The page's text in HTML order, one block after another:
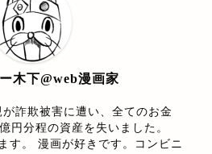
木下@web漫画家
詐欺被害に遭い、全てのお金
円分程の資産を失いました。
す。 漫画が好きです。コンビニ